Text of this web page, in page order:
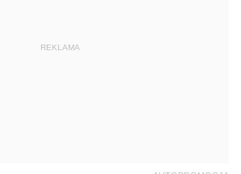
REKLAMA